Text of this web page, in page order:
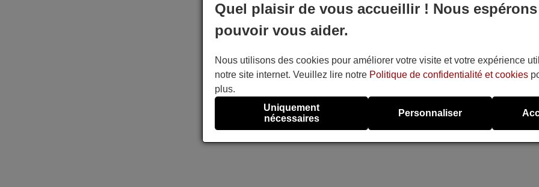
Quel plaisir de vous accueillir ! Nous espérons
pouvoir vous aider.
Nous utilisons des cookies pour améliorer votre visite et votre expérience
notre site internet. Veuillez lire notre Politique de confidentialité et cookies
plus.
Uniquement
nécessaires
Personnaliser